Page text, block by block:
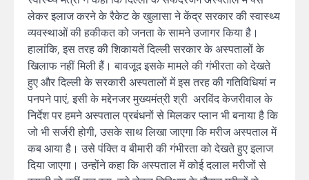
लेकर इलाज करने के रैकेट के खुलासा ने केंद्र सरकार की स्वास्थ्य
व्यवस्थाओं की हकीकत को जनता के सामने उजागर किया है।
हालांकि, इस तरह की शिकायतें दिल्ली सरकार के अस्पतालों के
खिलाफ नहीं मिली हैं। बावजूद इसके मामले की गंभीरता को देखते
हुए और दिल्ली के सरकारी अस्पतालों में इस तरह की गतिविधियां न
पनपने पाएं, इसी के मद्देनजर मुख्यमंत्री श्री अरविंद केजरीवाल के
निर्देश पर हमने अस्पताल प्रबंधनों से मिलकर प्लान भी बनाया है कि
जो भी सर्जरी होगी, उसके साथ लिखा जाएगा कि मरीज अस्पताल में
कब आया है। उसे पंक्ति व बीमारी की गंभीरता को देखते हुए इलाज
दिया जाएगा। उन्होंने कहा कि अस्पताल में कोई दलाल मरीजों से